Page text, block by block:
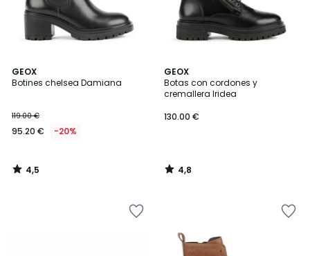
GEOX
Botines chelsea Damiana
119.00 €
95.20 € -20%
4,5
/ 5
4,5
/
GEOX
Botas con cordones y
cremallera Iridea
130.00 €
4,8
/ 5
4,8
/